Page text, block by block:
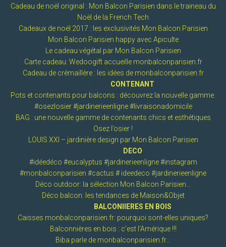
Cadeau de noël original : Mon Balcon Parisien dans le traineau du
Noël de la French Tech
Cadeaux de noël 2017 : les exclusivités Mon Balcon Parisien
Mon Balcon Parisien happy avec Apiculte
Le cadeau végétal par Mon Balcon Parisien
Carte cadeau: Wedoogift accueille monbalconparisien.fr
Cadeau de crémaillère : les idées de monbalconparisien.fr
CONTENANT
Pots et contenants pour balcons : découvrez la nouvelle gamme.
#osezlosier #jardinerieenligne #livraisonadomicile
BAG : une nouvelle gamme de contenants chics et esthétiques
Osez l’osier !
LOUIS XXI – jardinière design par Mon Balcon Parisien
DECO
#idéedéco #eucalyptus #jardinerieenligne #instagram
#monbalconparisien #cactus # ideedeco #jardinerieenligne
Déco outdoor: la sélection Mon Balcon Parisien…
Déco balcon: les tendances de Maison&Objet
BALCONIIERES EN BOIS
Caisses monbalconparisien.fr: pourquoi sont-elles uniques?
Balconnières en bois : c’est l’Amérique !!!
Biba parle de monbalconparisien.fr…